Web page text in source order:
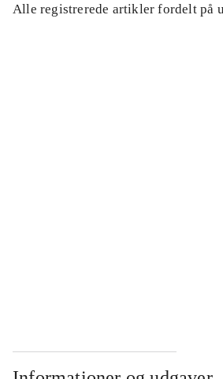
Alle registrerede artikler fordelt på